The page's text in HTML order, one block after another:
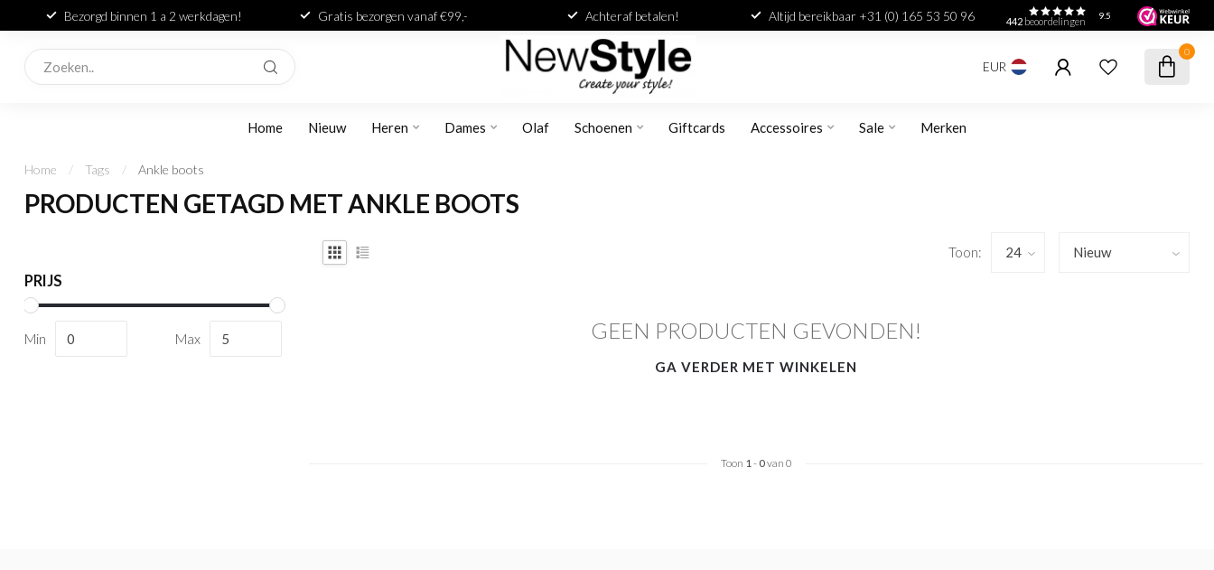
Bezorgd binnen 1 a 2 werkdagen! Gratis bezorgen vanaf €99,- Achteraf betalen! Altijd bereikbaar +31 (0) 165 53 50 96 442beoordelingen
9.5
EUR
0
Home Nieuw Heren Dames Olaf Schoenen Giftcards Accessoires Sale Merken
Home / Tags / Ankle boots
PRODUCTEN GETAGD MET ANKLE BOOTS
PRIJS
Min Max
Toon:
GEEN PRODUCTEN GEVONDEN!
GA VERDER MET WINKELEN
Toon 1- 0van 0